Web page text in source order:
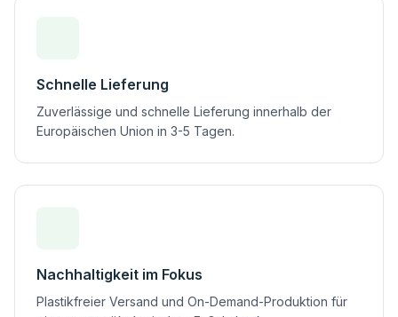
Schnelle Lieferung
Zuverlässige und schnelle Lieferung innerhalb der
Europäischen Union in 3-5 Tagen.
Nachhaltigkeit im Fokus
Plastikfreier Versand und On-Demand-Produktion für